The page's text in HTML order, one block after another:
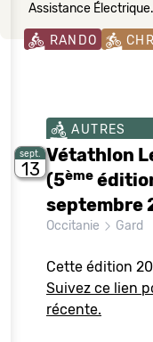
Assistance Électrique.
RANDO
sept.
13
AUTRES
Vétathlon
(5ème
septembre
Occitanie Gard
Cette édition
Suivez ce lien
récente.